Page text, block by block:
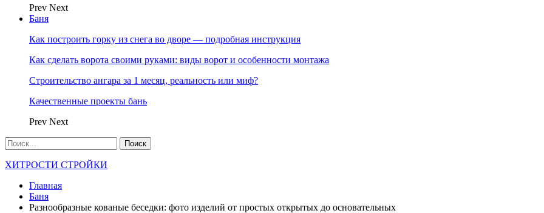
Prev Next
Баня
Как построить горку из снега во дворе — подробная инструкция
Как сделать ворота своими руками: виды ворот и особенности монтажа
Строительство ангара за 1 месяц, реальность или миф?
Качественные проекты бань
Prev Next
ХИТРОСТИ СТРОЙКИ
Главная
Баня
Разнообразные кованые беседки: фото изделий от простых открытых до основательных